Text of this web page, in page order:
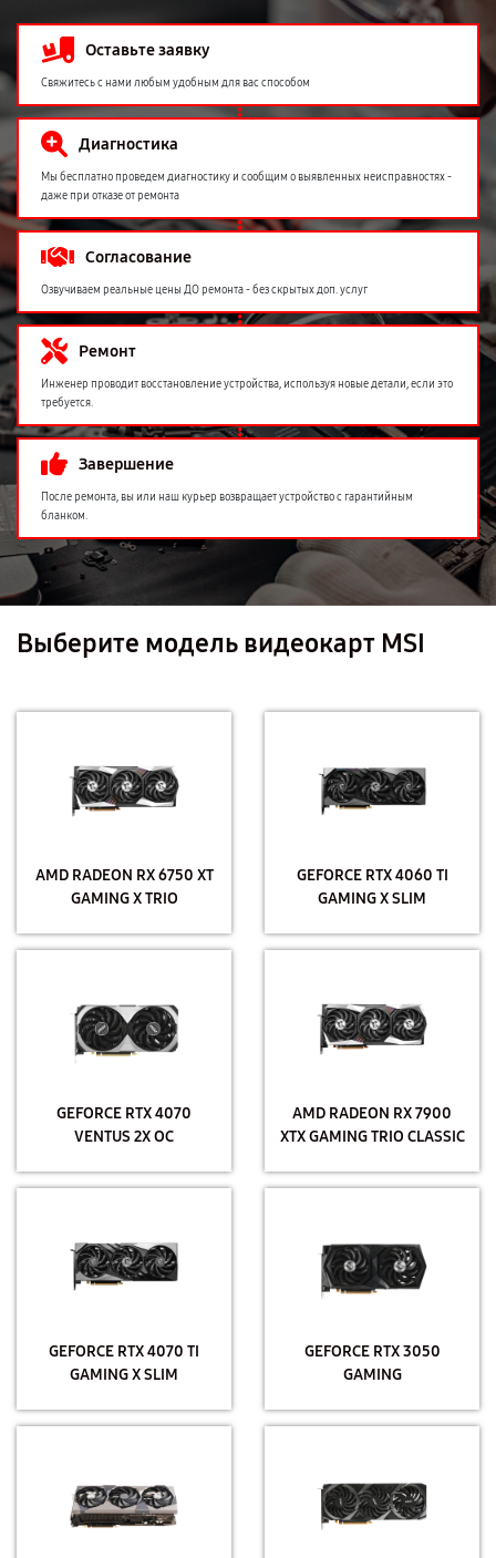
Оставьте заявку
Свяжитесь с нами любым удобным для вас способом
Диагностика
Мы бесплатно проведем диагностику и сообщим о выявленных неисправностях -
даже при отказе от ремонта
Согласование
Озвучиваем реальные цены ДО ремонта - без скрытых доп. услуг
Ремонт
Инженер проводит восстановление устройства, используя новые детали, если это
требуется.
Завершение
После ремонта, вы или наш курьер возвращает устройство с гарантийным
бланком.
Выберите модель видеокарт MSI
AMD RADEON RX 6750 XT
GAMING X TRIO
GEFORCE RTX 4060 TI
GAMING X SLIM
GEFORCE RTX 4070
VENTUS 2X OC
AMD RADEON RX 7900
XTX GAMING TRIO CLASSIC
GEFORCE RTX 4070 TI
GAMING X SLIM
GEFORCE RTX 3050
GAMING